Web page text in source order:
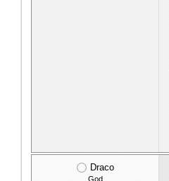
Draco
God